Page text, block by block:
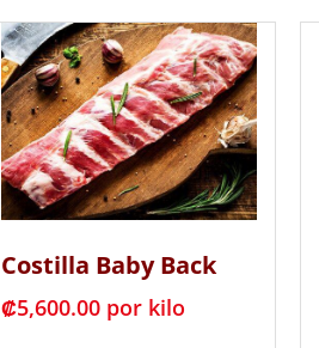
Costilla Baby Back
₡5,600.00 por kilo